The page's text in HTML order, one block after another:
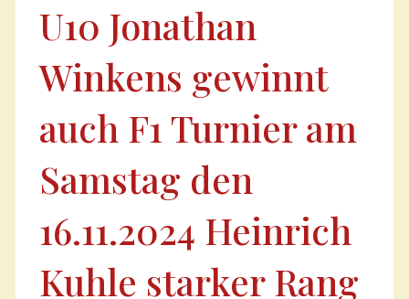
U10 Jonathan
Winkens gewinnt
auch F1 Turnier am
Samstag den
16.11.2024 Heinrich
Kuhle starker Rang